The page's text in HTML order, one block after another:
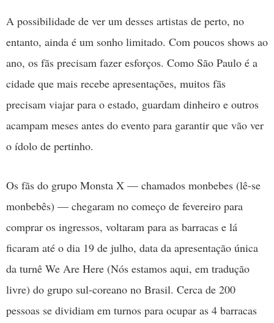
A possibilidade de ver um desses artistas de perto, no
entanto, ainda é um sonho limitado. Com poucos shows ao
ano, os fãs precisam fazer esforços. Como São Paulo é a
cidade que mais recebe apresentações, muitos fãs
precisam viajar para o estado, guardam dinheiro e outros
acampam meses antes do evento para garantir que vão ver
o ídolo de pertinho.
Os fãs do grupo Monsta X — chamados monbebes (lê-se
monbebês) — chegaram no começo de fevereiro para
comprar os ingressos, voltaram para as barracas e lá
ficaram até o dia 19 de julho, data da apresentação única
da turnê We Are Here (Nós estamos aqui, em tradução
livre) do grupo sul-coreano no Brasil. Cerca de 200
pessoas se dividiam em turnos para ocupar as 4 barracas